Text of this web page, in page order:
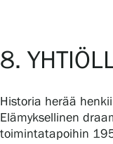
8.
Historia herää
Elämyksellinen
toimintatapoihin